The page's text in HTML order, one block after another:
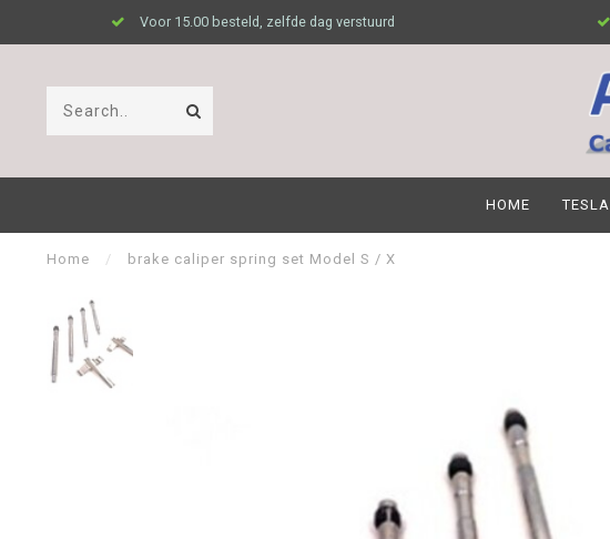
Voor 15.00 besteld, zelfde dag verstuurd
HOME TESLA
Home / brake caliper spring set Model S / X